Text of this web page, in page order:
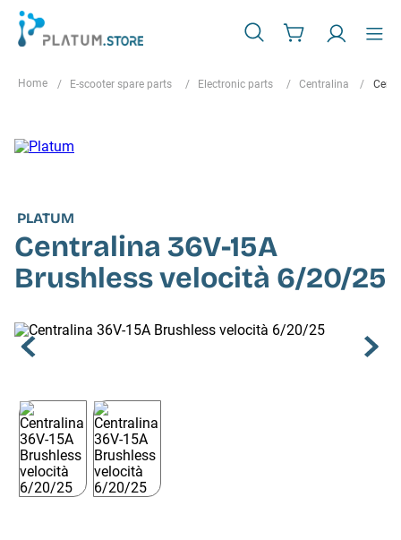
E-scooter spare parts Electronic parts Centralina
PLATUM
Centralina 36V-15A
Brushless velocità 6/20/25